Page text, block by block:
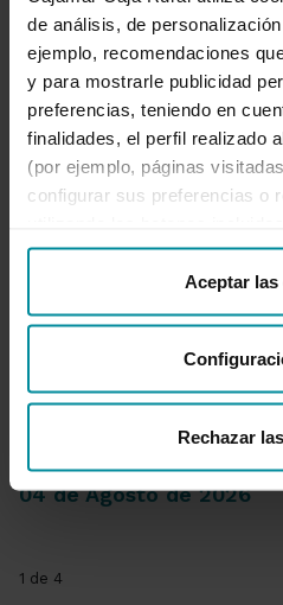
de análisis, de
ejemplo, recomendaciones
y para mostrarle publicidad
preferencias, teniendo en
finalidades, el perfil realizado
(por ejemplo, páginas
configurar sus preferencias o
“Detalles”. También puede
como cambiar el
desde nuestraPolítica de
Aceptar
Rechazar
Noticias
millones, un 8,5 %
el primer semestre
crecimiento de la
actividad comercial
04 de Agosto de 2026
1 de 4